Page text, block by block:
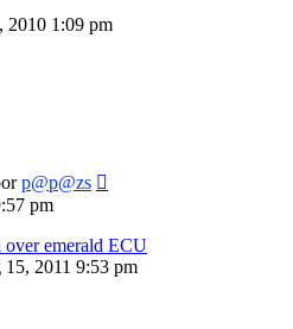
2010 1:09 pm
p@p@zs
pm
over emerald ECU
15, 2011 9:53 pm